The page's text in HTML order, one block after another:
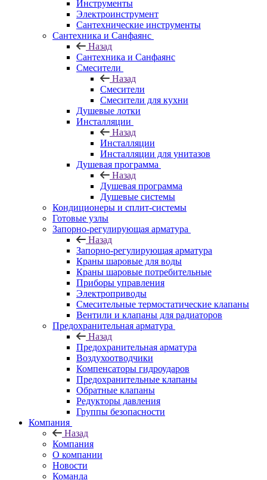
Инструменты
Электроинструмент
Сантехнические инструменты
Сантехника и Санфаянс
Назад
Сантехника и Санфаянс
Смесители
Назад
Смесители
Смесители для кухни
Душевые лотки
Инсталляции
Назад
Инсталляции
Инсталляции для унитазов
Душевая программа
Назад
Душевая программа
Душевые системы
Кондиционеры и сплит-системы
Готовые узлы
Запорно-регулирующая арматура
Назад
Запорно-регулирующая арматура
Краны шаровые для воды
Краны шаровые потребительные
Приборы управления
Электроприводы
Смесительные термостатические клапаны
Вентили и клапаны для радиаторов
Предохранительная арматура
Назад
Предохранительная арматура
Воздухоотводчики
Компенсаторы гидроударов
Предохранительные клапаны
Обратные клапаны
Редукторы давления
Группы безопасности
Компания
Назад
Компания
О компании
Новости
Команда